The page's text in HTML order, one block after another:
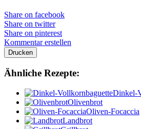
Share on facebook
Share on twitter
Share on pinterest
Kommentar erstellen
Drucken
Ähnliche Rezepte:
Dinkel-
Olivenbrot
Oliven-Focaccia
Landbrot